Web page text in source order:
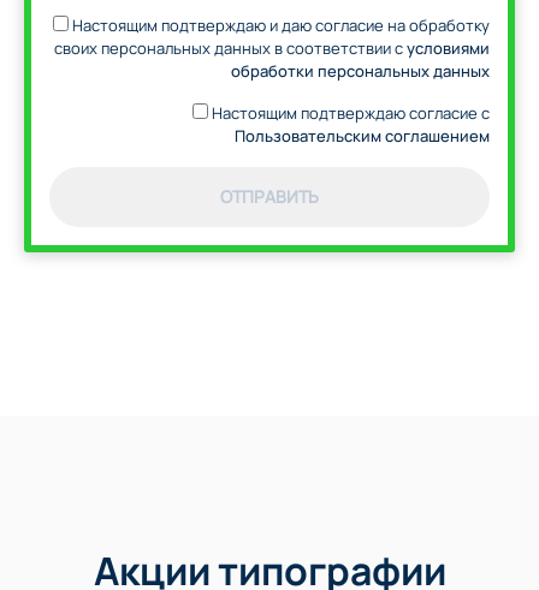
Настоящим подтверждаю и даю согласие на обработку
своих персональных данных в соответствии сусловиями
обработки персональных данных
Настоящим подтверждаю согласие с
Пользовательским соглашением
ОТПРАВИТЬ
Акции типографии